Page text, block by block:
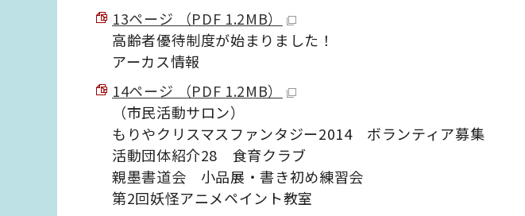
13ページ （PDF 1.2MB）
高齢者優待制度が始まりました！
アーカス情報
14ページ （PDF 1.2MB）
（市民活動サロン）
もりやクリスマスファンタジー2014 ボランティア募集
活動団体紹介28 食育クラブ
親墨書道会 小品展・書き初め練習会
第2回妖怪アニメペイント教室